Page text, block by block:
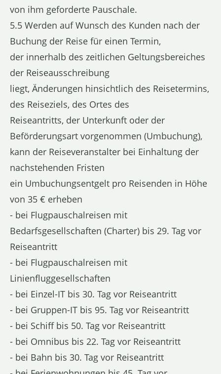
von ihm geforderte Pauschale.
5.5 Werden auf Wunsch des Kunden nach der
Buchung der Reise für einen Termin,
der innerhalb des zeitlichen Geltungsbereiches
der Reiseausschreibung
liegt, Änderungen hinsichtlich des Reisetermins,
des Reiseziels, des Ortes des
Reiseantritts, der Unterkunft oder der
Beförderungsart vorgenommen (Umbuchung),
kann der Reiseveranstalter bei Einhaltung der
nachstehenden Fristen
ein Umbuchungsentgelt pro Reisenden in Höhe
von 35 € erheben
- bei Flugpauschalreisen mit
Bedarfsgesellschaften (Charter) bis 29. Tag vor
Reiseantritt
- bei Flugpauschalreisen mit
Linienfluggesellschaften
- bei Einzel-IT bis 30. Tag vor Reiseantritt
- bei Gruppen-IT bis 95. Tag vor Reiseantritt
- bei Schiff bis 50. Tag vor Reiseantritt
- bei Omnibus bis 22. Tag vor Reiseantritt
- bei Bahn bis 30. Tag vor Reiseantritt